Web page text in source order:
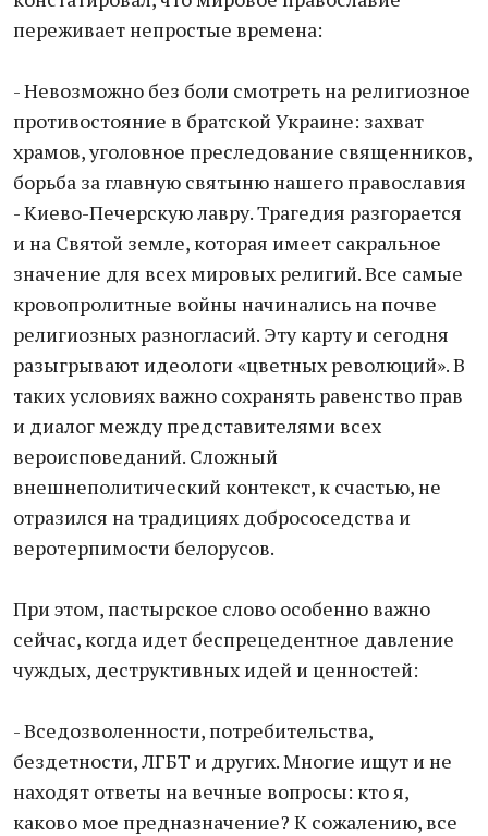
переживает непростые времена:
- Невозможно без боли смотреть на религиозное
противостояние в братской Украине: захват
храмов, уголовное преследование священников,
борьба за главную святыню нашего православия
- Киево-Печерскую лавру. Трагедия разгорается
и на Святой земле, которая имеет сакральное
значение для всех мировых религий. Все самые
кровопролитные войны начинались на почве
религиозных разногласий. Эту карту и сегодня
разыгрывают идеологи «цветных революций». В
таких условиях важно сохранять равенство прав
и диалог между представителями всех
вероисповеданий. Сложный
внешнеполитический контекст, к счастью, не
отразился на традициях добрососедства и
веротерпимости белорусов.
При этом, пастырское слово особенно важно
сейчас, когда идет беспрецедентное давление
чуждых, деструктивных идей и ценностей:
- Вседозволенности, потребительства,
бездетности, ЛГБТ и других. Многие ищут и не
находят ответы на вечные вопросы: кто я,
каково мое предназначение? К сожалению, все